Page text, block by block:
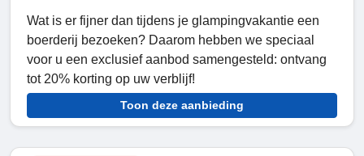
Wat is er fijner dan tijdens je glampingvakantie een
boerderij bezoeken? Daarom hebben we speciaal
voor u een exclusief aanbod samengesteld: ontvang
tot 20% korting op uw verblijf!
Toon deze aanbieding